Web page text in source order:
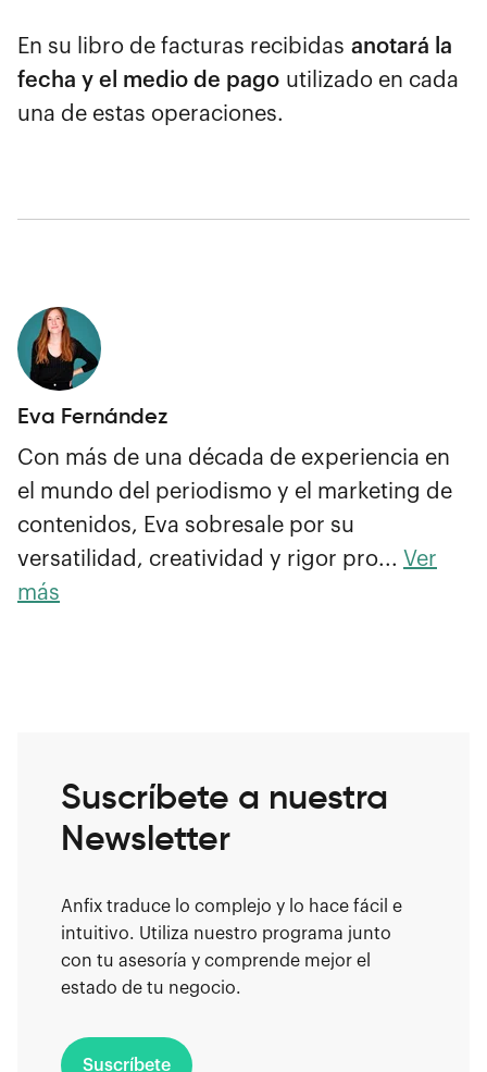
En su libro de facturas recibidas anotará la
fecha y el medio de pago utilizado en cada
una de estas operaciones.
Eva Fernández
Con más de una década de experiencia en
el mundo del periodismo y el marketing de
contenidos, Eva sobresale por su
versatilidad, creatividad y rigor pro... Ver
más
Suscríbete a nuestra
Newsletter
Anfix traduce lo complejo y lo hace fácil e
intuitivo. Utiliza nuestro programa junto
con tu asesoría y comprende mejor el
estado de tu negocio.
Suscríbete